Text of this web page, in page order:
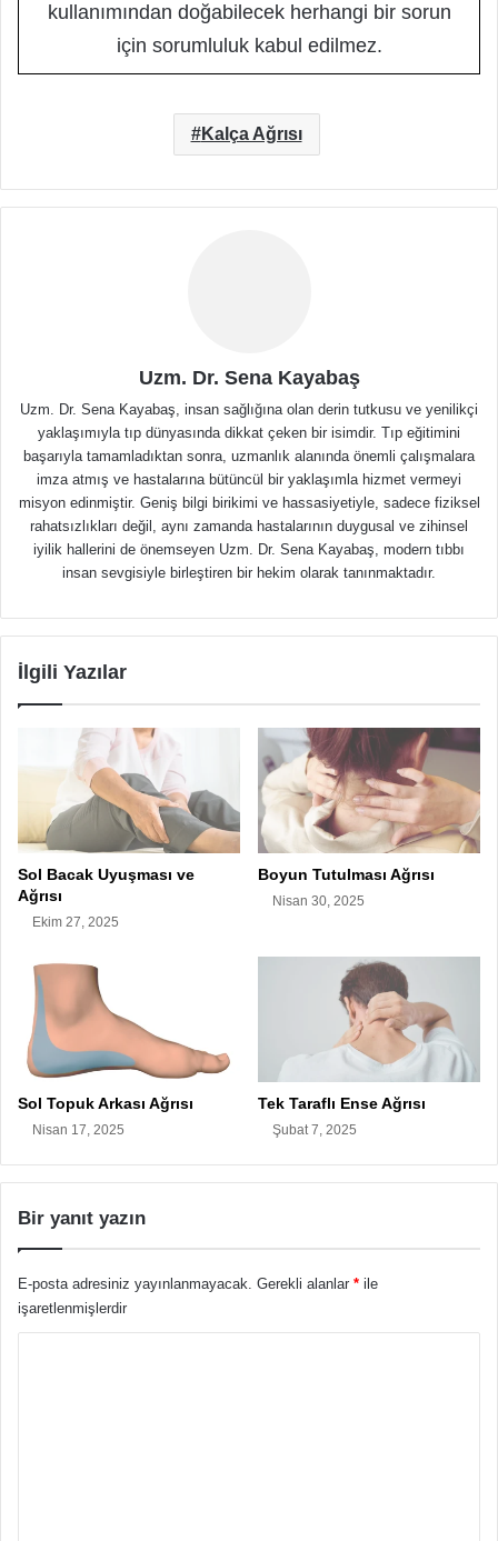
kullanımından doğabilecek herhangi bir sorun
için sorumluluk kabul edilmez.
Kalça Ağrısı
Uzm. Dr. Sena Kayabaş
Uzm. Dr. Sena Kayabaş, insan sağlığına olan derin tutkusu ve yenilikçi
yaklaşımıyla tıp dünyasında dikkat çeken bir isimdir. Tıp eğitimini
başarıyla tamamladıktan sonra, uzmanlık alanında önemli çalışmalara
imza atmış ve hastalarına bütüncül bir yaklaşımla hizmet vermeyi
misyon edinmiştir. Geniş bilgi birikimi ve hassasiyetiyle, sadece fiziksel
rahatsızlıkları değil, aynı zamanda hastalarının duygusal ve zihinsel
iyilik hallerini de önemseyen Uzm. Dr. Sena Kayabaş, modern tıbbı
insan sevgisiyle birleştiren bir hekim olarak tanınmaktadır.
İlgili Yazılar
Sol Bacak Uyuşması ve
Ağrısı
Ekim 27, 2025
Boyun Tutulması Ağrısı
Nisan 30, 2025
Sol Topuk Arkası Ağrısı
Nisan 17, 2025
Tek Taraflı Ense Ağrısı
Şubat 7, 2025
Bir yanıt yazın
E-posta adresiniz yayınlanmayacak. Gerekli alanlar * ile
işaretlenmişlerdir